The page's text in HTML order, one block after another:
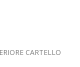
CARTELLO